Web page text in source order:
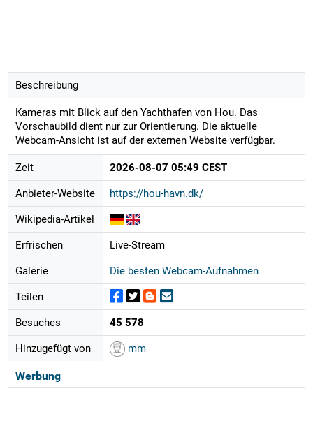
Beschreibung
Kameras mit Blick auf den Yachthafen von Hou. Das
Vorschaubild dient nur zur Orientierung. Die aktuelle
Webcam-Ansicht ist auf der externen Website verfügbar.
Zeit 2026-08-07 05:49 CEST
Anbieter-Website https://hou-havn.dk/
Wikipedia-Artikel
Erfrischen Live-Stream
Galerie Die besten Webcam-Aufnahmen
Teilen
Besuches 45 578
Hinzugefügt von mm
Werbung